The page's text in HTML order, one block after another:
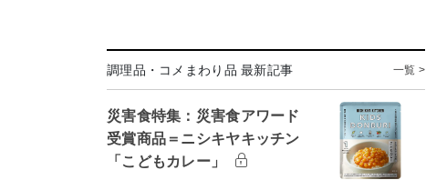
調理品・コメまわり品 最新記事 一覧 >
災害食特集：災害食アワード
受賞商品＝ニシキヤキッチン
「こどもカレー」